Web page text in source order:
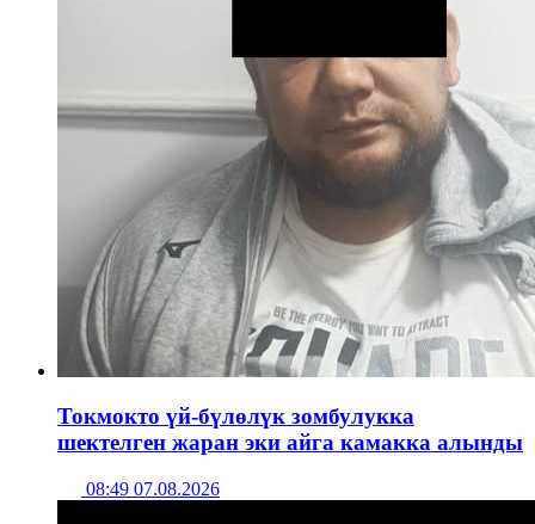
Токмокто үй-бүлөлүк зомбулукка
шектелген жаран эки айга камакка алынды
08:49 07.08.2026